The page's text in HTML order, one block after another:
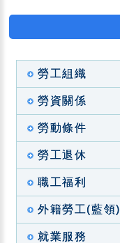
勞工組織
勞資關係
勞動條件
勞工退休
職工福利
外籍勞工(藍領)
就業服務